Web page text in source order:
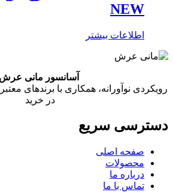
NEW
اطلاعات بیشتر
آسانسور مانی عرش
رویکردی نوآورانه، همکاری با برندهای
در خرید
دسترسی سریع
صفحه اصلی
محصولات
درباره ما
تماس با ما